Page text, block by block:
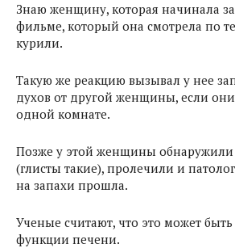
Знаю женщину, которая начинала
фильме, который она смотрела по
курили.
Такую же реакцию вызывал у нее
духов от другой женщины, если они
одной комнате.
Позже у этой женщины обнаружили
(глисты такие), пролечили и
на запахи прошла.
Ученые считают, что это может
функции печени.